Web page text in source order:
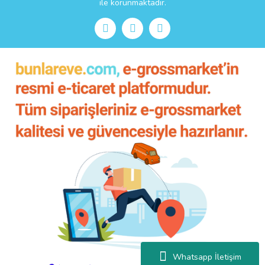
Whatsapp İletişim
ile korunmaktadır.